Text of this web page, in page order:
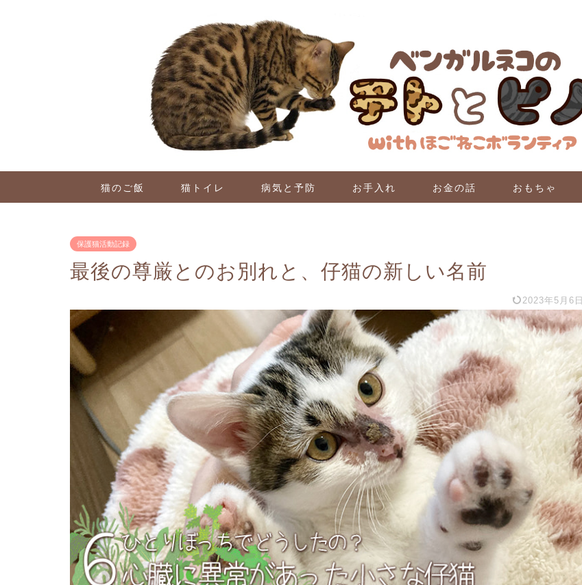
猫のご飯 猫トイレ 病気と予防 お手入れ お金の話 おもちゃ
保護猫活動記録
最後の尊厳とのお別れと、仔猫の新しい名前
2023年5月6日